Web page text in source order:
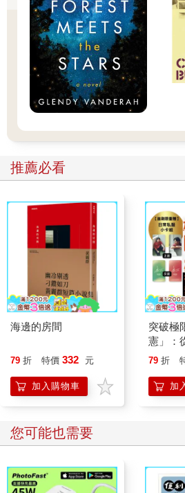
隨著田邊下台，民政黨肯定會陷入前所
但是對泰山而言，這無疑是天上掉下
因為放眼黨內，目前能繼承田邊政權
藤泰山了。
這或許是天將降大任的機會也未可知。
泰山邊想邊走向位於官邸同一層樓的官
田邊已經完了。
再來坐上總理寶座的捨我其誰。
＊ ＊ ＊
亮如白晝的室內以密談來說未免也太亮
點，呈現出市中心難得的美景。
明明已經過了晚上九點，室內仍人來
無異，讓人定不下心來。電話及手機響
耳。從斷續傳入耳中的隻字片語可以
的黨主席花落誰家有關的訊息。武藤
的民政黨黨主席大選也來到了最後的
可以順利當選黨主席。
坐在椅子上的男人從剛才就握著手機
話後，盯著手機，彷彿手機是畫著什
「跟想像的差不多，下一任黨主席應該
眼。「終於輪到你上場了。請向我報
坐在沙發上的人物稍微想了一下回答。
的行得通嗎？」
男人回答。「既不是妄想，也不是幻
推薦必看
海邊的房間
79 折 特價 332 元
加入購物車
突破極
憲」：
台灣隊
「日
79 折
加
您可能也需要